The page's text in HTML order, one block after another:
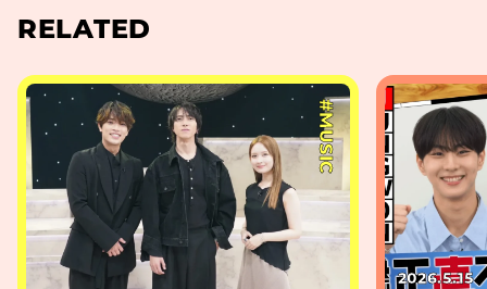
RELATED
#MUSIC
2026.5.15